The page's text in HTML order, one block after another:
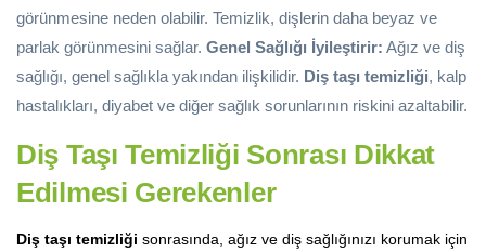
görünmesine neden olabilir. Temizlik, dişlerin daha beyaz ve
parlak görünmesini sağlar. Genel Sağlığı İyileştirir: Ağız ve diş
sağlığı, genel sağlıkla yakından ilişkilidir. Diş taşı temizliği, kalp
hastalıkları, diyabet ve diğer sağlık sorunlarının riskini azaltabilir.
Diş Taşı Temizliği Sonrası Dikkat
Edilmesi Gerekenler
Diş taşı temizliği sonrasında, ağız ve diş sağlığınızı korumak için